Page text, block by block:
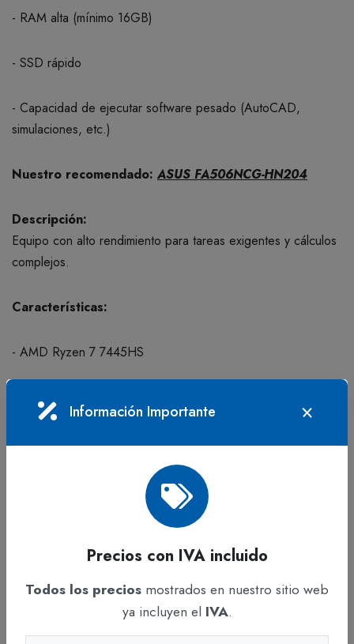
- RAM alta (mínimo 16GB)
- SSD rápido
- Capacidad de ejecutar software pesado (AutoCAD,
simulaciones, etc.)
Nuestro recomendado: ASUS FA506NCG-HN204
Descripción:
Equipo con alto rendimiento para tareas exigentes y cálculos
complejos.
Características:
- AMD Ryzen 7 7445HS
- 8 GB DDR5
- 512 GB SSD PCIe 4.0
- Buen desempeño gráfico
Información Importante
Precios con IVA incluido
Todos los precios mostrados en nuestro sitio web
ya incluyen el IVA.